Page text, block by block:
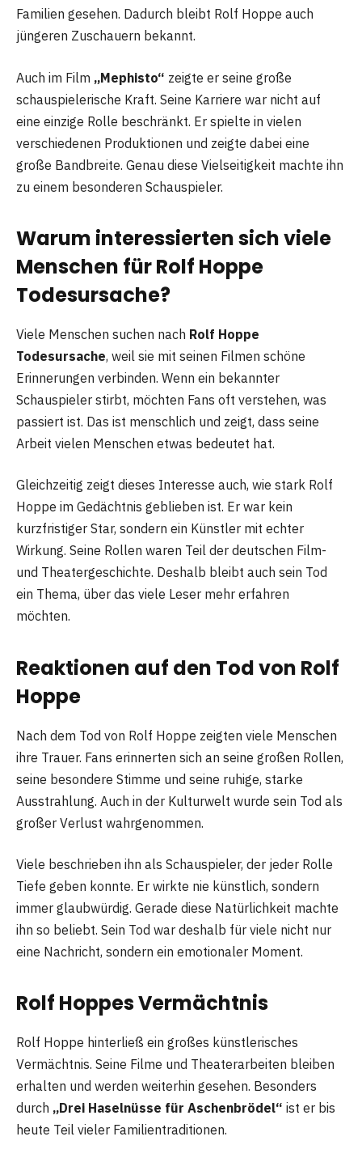
Familien gesehen. Dadurch bleibt Rolf Hoppe auch
jüngeren Zuschauern bekannt.
Auch im Film „Mephisto“ zeigte er seine große
schauspielerische Kraft. Seine Karriere war nicht auf
eine einzige Rolle beschränkt. Er spielte in vielen
verschiedenen Produktionen und zeigte dabei eine
große Bandbreite. Genau diese Vielseitigkeit machte ihn
zu einem besonderen Schauspieler.
Warum interessierten sich viele
Menschen für Rolf Hoppe
Todesursache?
Viele Menschen suchen nach Rolf Hoppe
Todesursache, weil sie mit seinen Filmen schöne
Erinnerungen verbinden. Wenn ein bekannter
Schauspieler stirbt, möchten Fans oft verstehen, was
passiert ist. Das ist menschlich und zeigt, dass seine
Arbeit vielen Menschen etwas bedeutet hat.
Gleichzeitig zeigt dieses Interesse auch, wie stark Rolf
Hoppe im Gedächtnis geblieben ist. Er war kein
kurzfristiger Star, sondern ein Künstler mit echter
Wirkung. Seine Rollen waren Teil der deutschen Film-
und Theatergeschichte. Deshalb bleibt auch sein Tod
ein Thema, über das viele Leser mehr erfahren
möchten.
Reaktionen auf den Tod von Rolf
Hoppe
Nach dem Tod von Rolf Hoppe zeigten viele Menschen
ihre Trauer. Fans erinnerten sich an seine großen Rollen,
seine besondere Stimme und seine ruhige, starke
Ausstrahlung. Auch in der Kulturwelt wurde sein Tod als
großer Verlust wahrgenommen.
Viele beschrieben ihn als Schauspieler, der jeder Rolle
Tiefe geben konnte. Er wirkte nie künstlich, sondern
immer glaubwürdig. Gerade diese Natürlichkeit machte
ihn so beliebt. Sein Tod war deshalb für viele nicht nur
eine Nachricht, sondern ein emotionaler Moment.
Rolf Hoppes Vermächtnis
Rolf Hoppe hinterließ ein großes künstlerisches
Vermächtnis. Seine Filme und Theaterarbeiten bleiben
erhalten und werden weiterhin gesehen. Besonders
durch „Drei Haselnüsse für Aschenbrödel“ ist er bis
heute Teil vieler Familientraditionen.